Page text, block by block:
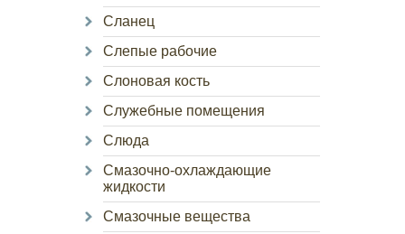
Сланец
Слепые рабочие
Слоновая кость
Служебные помещения
Слюда
Смазочно-охлаждающие
жидкости
Смазочные вещества